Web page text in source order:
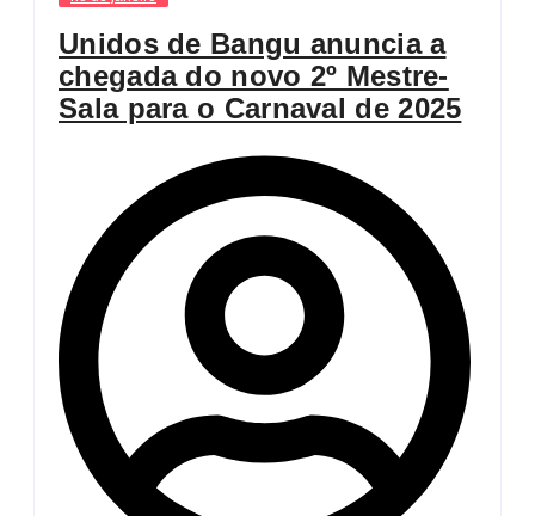
Unidos de Bangu anuncia a
chegada do novo 2º Mestre-
Sala para o Carnaval de 2025